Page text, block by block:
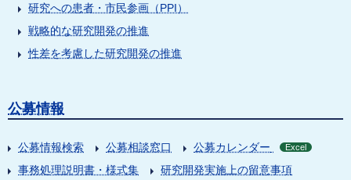
研究への患者・市民参画（PPI）
戦略的な研究開発の推進
性差を考慮した研究開発の推進
公募情報
公募情報検索 公募相談窓口 公募カレンダー Excel
事務処理説明書・様式集
研究開発実施上の留意事項